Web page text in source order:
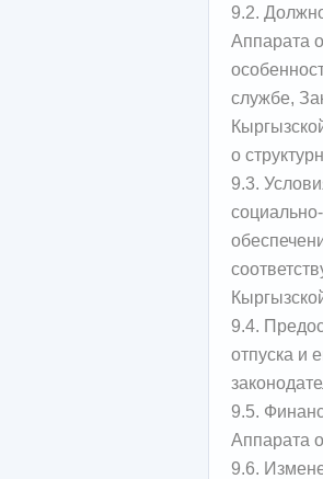
9.2.
Аппарата
службе,
о
9.3.
9.4.
отпуска и
9.5.
Аппарата
9.6.